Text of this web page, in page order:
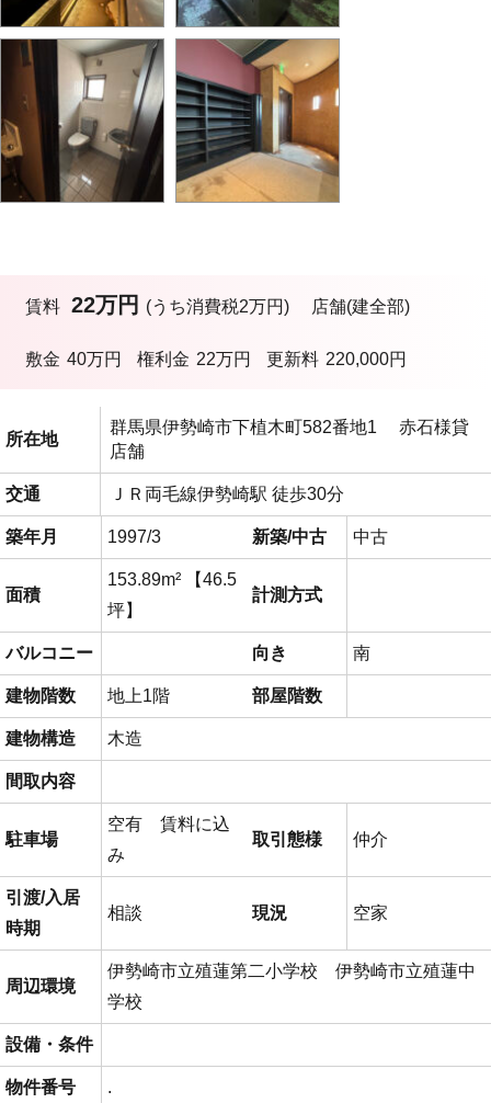
賃料 22万円 (うち消費税2万円) 店舗(建全部)
敷金 40万円 権利金 22万円 更新料 220,000円
所在地
群馬県伊勢崎市下植木町582番地1 赤石様貸
店舗
交通 ＪＲ両毛線伊勢崎駅 徒歩30分
築年月 1997/3 新築/中古 中古
面積
153.89m² 【46.5
坪】
計測方式
バルコニー 向き 南
建物階数 地上1階 部屋階数
建物構造 木造
間取内容
駐車場
空有 賃料に込
み
取引態様 仲介
引渡/入居
時期
相談 現況 空家
周辺環境
伊勢崎市立殖蓮第二小学校 伊勢崎市立殖蓮中
学校
設備・条件
物件番号 .